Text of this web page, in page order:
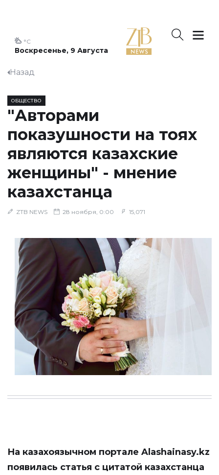
Воскресенье, 9 Августа
°C
Назад
ОБЩЕСТВО
"Авторами
показушности на тоях
являются казахские
женщины" - мнение
казахстанца
ZTB NEWS 28 ноября, 0:00 15,071
На казахоязычном портале Alashainasy.kz
появилась статья с цитатой казахстанца